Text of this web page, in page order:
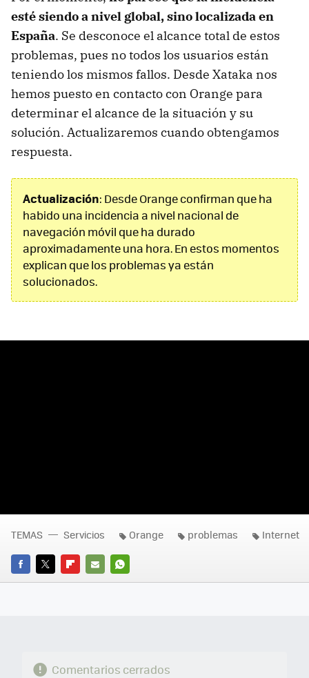
esté siendo a nivel global, sino localizada en
España. Se desconoce el alcance total de estos
problemas, pues no todos los usuarios están
teniendo los mismos fallos. Desde Xataka nos
hemos puesto en contacto con Orange para
determinar el alcance de la situación y su
solución. Actualizaremos cuando obtengamos
respuesta.
Actualización: Desde Orange confirman que ha
habido una incidencia a nivel nacional de
navegación móvil que ha durado
aproximadamente una hora. En estos momentos
explican que los problemas ya están
solucionados.
FACEBOOK
TWITTERFLIPBOARD
E-
WHATSAPP
TEMAS Servicios Orange problemas Internet
Comentarios cerrados